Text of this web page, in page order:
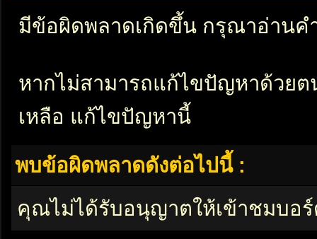
มีข้อผิดพลาดเกิดขึ้น กรุณาอ่านค
หากไม่สามารถแก้ไขปัญหาด้วย
เหลือ แก้ไขปัญหานี้
พบข้อผิดพลาดดังต่อไปนี้ :
คุณไม่ได้รับอนุญาตให้เข้าชมบอ